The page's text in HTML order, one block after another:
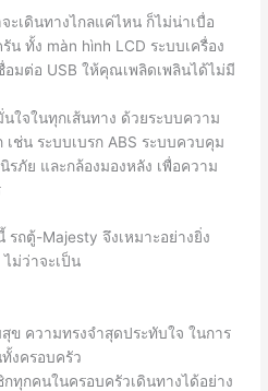
ะเดินทางไกลแค่ไหน ก็ไม่น่าเบื่อ
น ทั้ง màn hình LCD ระบบเครื่อง
อมต่อ USB ให้คุณเพลิดเพลินได้ไม่มี
นใจในทุกเส้นทาง ด้วยระบบความ
ช่น ระบบเบรก ABS ระบบควบคุม
รภัย และกล้องมองหลัง เพื่อความ
ถตู้-Majesty จึงเหมาะอย่างยิ่ง
ม่ว่าจะเป็น
ข ความทรงจำสุดประทับใจ ในการ
งครอบครัว
ทุกคนในครอบครัวเดินทางได้อย่าง